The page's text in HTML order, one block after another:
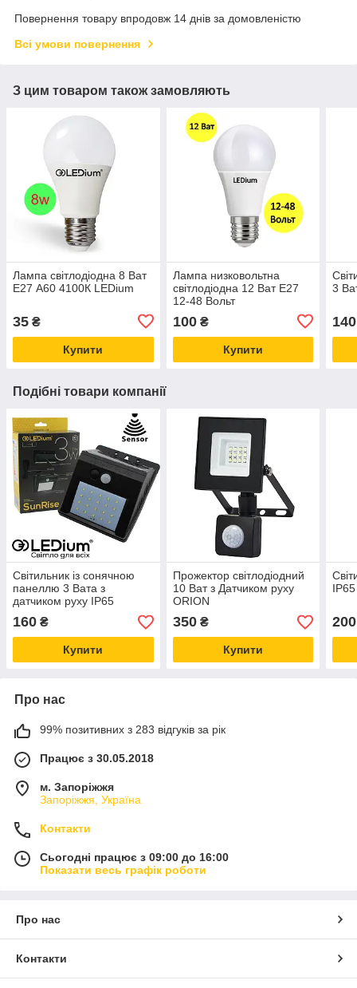
Повернення товару впродовж 14 днів за домовленістю
Всі умови повернення
З цим товаром також замовляють
Лампа світлодіодна 8 Ват
Е27 А60 4100К LEDium
35 ₴
Купити
Лампа низковольтна
світлодіодна 12 Ват Е27
12-48 Вольт
100₴
Купити
3
140
Подібні товари компанії
Світильник із сонячною
панеллю 3 Вата з
датчиком руху IP65
160 ₴
Купити
Прожектор світлодіодний
10 Ват з Датчиком руху
ORION
350₴
Купити
200
Про нас
99% позитивних з 283 відгуків за рік
Працює з 30.05.2018
м. Запоріжжя
Запоріжжя, Україна
Контакти
Сьогодні працює з 09:00 до 16:00
Показати весь графік роботи
Про нас
Контакти